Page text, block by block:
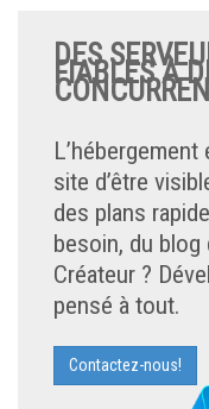
DES
FIABLES À
site d’être
des plans
besoin, du blog
Créateur ?
pensé à tout.
Contactez-nous!